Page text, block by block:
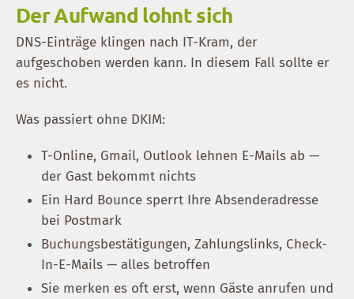
Der Aufwand lohnt sich
DNS-Einträge klingen nach IT-Kram, der
aufgeschoben werden kann. In diesem Fall sollte er
es nicht.
Was passiert ohne DKIM:
T-Online, Gmail, Outlook lehnen E-Mails ab —
der Gast bekommt nichts
Ein Hard Bounce sperrt Ihre Absenderadresse
bei Postmark
Buchungsbestätigungen, Zahlungslinks, Check-
In-E-Mails — alles betroffen
Sie merken es oft erst, wenn Gäste anrufen und